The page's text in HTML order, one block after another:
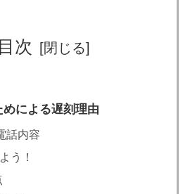
目次
による遅刻理由
話内容
う！